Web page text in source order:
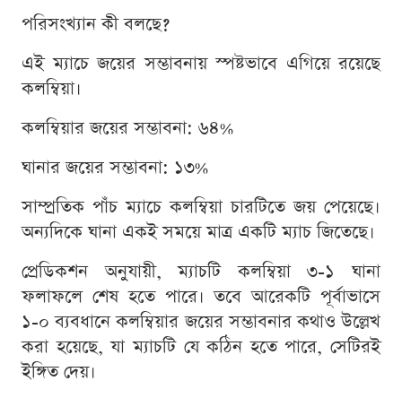
পরিসংখ্যান কী বলছে?
এই ম্যাচে জয়ের সম্ভাবনায় স্পষ্টভাবে এগিয়ে রয়েছে
কলম্বিয়া।
কলম্বিয়ার জয়ের সম্ভাবনা: ৬৪%
ঘানার জয়ের সম্ভাবনা: ১৩%
সাম্প্রতিক পাঁচ ম্যাচে কলম্বিয়া চারটিতে জয় পেয়েছে।
অন্যদিকে ঘানা একই সময়ে মাত্র একটি ম্যাচ জিতেছে।
প্রেডিকশন অনুযায়ী, ম্যাচটি কলম্বিয়া ৩-১ ঘানা
ফলাফলে শেষ হতে পারে। তবে আরেকটি পূর্বাভাসে
১-০ ব্যবধানে কলম্বিয়ার জয়ের সম্ভাবনার কথাও উল্লেখ
করা হয়েছে, যা ম্যাচটি যে কঠিন হতে পারে, সেটিরই
ইঙ্গিত দেয়।